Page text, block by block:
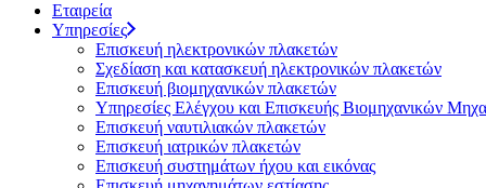
Εταιρεία
Υπηρεσίες
Επισκευή ηλεκτρονικών πλακετών
Σχεδίαση και κατασκευή ηλεκτρονικών πλακετών
Επισκευή βιομηχανικών πλακετών
Υπηρεσίες Ελέγχου και Επισκευής Βιομηχανικών
Επισκευή ναυτιλιακών πλακετών
Επισκευή ιατρικών πλακετών
Επισκευή συστημάτων ήχου και εικόνας